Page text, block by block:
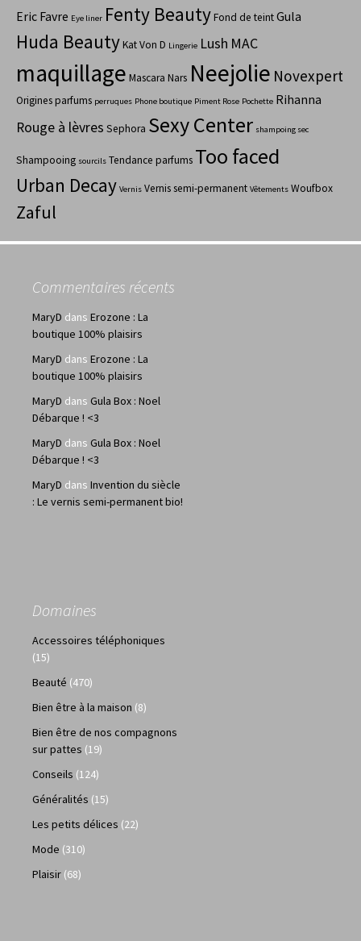
Eric Favre Eye liner Fenty BeautyFond de teintGula
Huda BeautyKat Von D Lingerie Lush MAC
maquillage Mascara Nars Neejolie Novexpert
Origines parfums perruques Phone boutique Piment Rose Pochette Rihanna
Rouge à lèvres Sephora Sexy Center shampoing sec
Shampooing sourcils Tendance parfums Too faced
Urban Decay Vernis Vernis semi-permanent Vêtements Woufbox
Zaful
Commentaires récents
MaryD dans Erozone : La
boutique 100% plaisirs
MaryD dans Erozone : La
boutique 100% plaisirs
MaryD dans Gula Box : Noel
Débarque ! <3
MaryD dans Gula Box : Noel
Débarque ! <3
MaryD dans Invention du siècle
: Le vernis semi-permanent bio!
Domaines
Accessoires téléphoniques
(15)
Beauté (470)
Bien être à la maison (8)
Bien être de nos compagnons
sur pattes (19)
Conseils (124)
Généralités (15)
Les petits délices (22)
Mode (310)
Plaisir (68)